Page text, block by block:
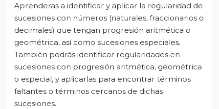
Aprenderas a identificar y aplicar la regularidad de
sucesiones con números (naturales, fraccionarios o
decimales) que tengan progresión aritmética o
geométrica, así como sucesiones especiales.
También podrás identificar regularidades en
sucesiones con progresión aritmética, geométrica
o especial, y aplicarlas para encontrar términos
faltantes o términos cercanos de dichas
sucesiones.